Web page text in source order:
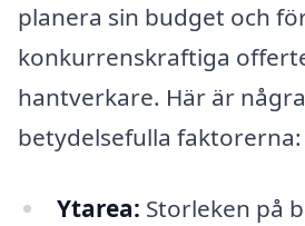
planera sin budget och
konkurrenskraftiga
hantverkare. Här är
betydelsefulla faktorerna:
Ytarea: Storleken på